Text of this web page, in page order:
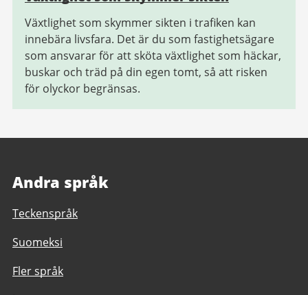
Växtlighet som skymmer sikten i trafiken kan
innebära livsfara. Det är du som fastighetsägare
som ansvarar för att sköta växtlighet som häckar,
buskar och träd på din egen tomt, så att risken
för olyckor begränsas.
Andra språk
Teckenspråk
Suomeksi
Fler språk